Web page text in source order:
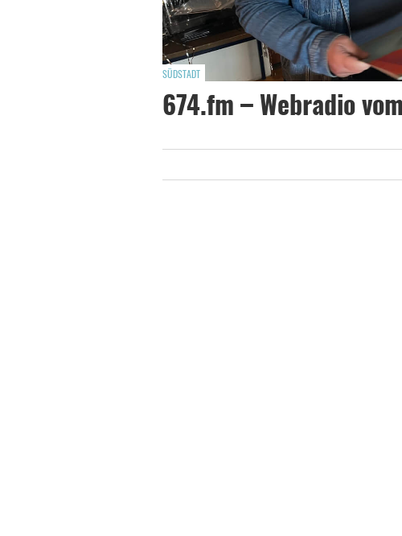
SÜDSTADT
674.fm – Webradio